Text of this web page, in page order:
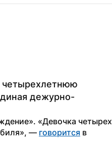
четырехлетнюю
дежурно-
«Девочка четырех
— говорится в